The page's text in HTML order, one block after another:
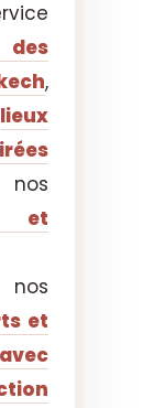
,
lieux
et
et